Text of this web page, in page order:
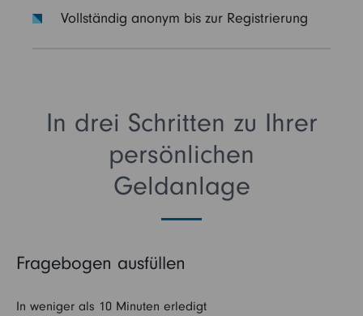
Vollständig anonym bis zur Registrierung
In drei Schritten zu Ihrer
persönlichen
Geldanlage
Fragebogen ausfüllen
In weniger als 10 Minuten erledigt